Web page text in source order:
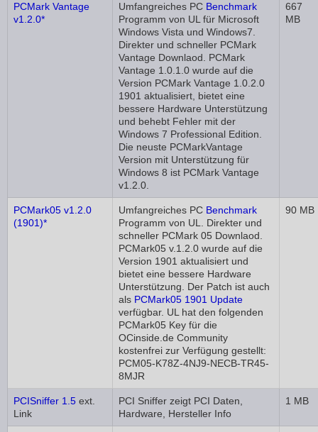
PCMark Vantage
v1.2.0*
Umfangreiches PC Benchmark
Programm von UL für Microsoft
Windows Vista und Windows7.
Direkter und schneller PCMark
Vantage Downlaod. PCMark
Vantage 1.0.1.0 wurde auf die
Version PCMark Vantage 1.0.2.0
1901 aktualisiert, bietet eine
bessere Hardware Unterstützung
und behebt Fehler mit der
Windows 7 Professional Edition.
Die neuste PCMarkVantage
Version mit Unterstützung für
Windows 8 ist PCMark Vantage
v1.2.0.
667
MB
PCMark05 v1.2.0
(1901)*
Umfangreiches PC Benchmark
Programm von UL. Direkter und
schneller PCMark 05 Downlaod.
PCMark05 v.1.2.0 wurde auf die
Version 1901 aktualisiert und
bietet eine bessere Hardware
Unterstützung. Der Patch ist auch
als PCMark05 1901 Update
verfügbar. UL hat den folgenden
PCMark05 Key für die
OCinside.de Community
kostenfrei zur Verfügung gestellt:
PCM05-K78Z-4NJ9-NECB-TR45-
8MJR
90 MB
PCISniffer 1.5 ext.
Link
PCI Sniffer zeigt PCI Daten,
Hardware, Hersteller Info
1 MB